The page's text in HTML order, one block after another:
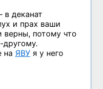
деканат
и прах ваши
верны, потому что
другому.
на ЯВУ я у него